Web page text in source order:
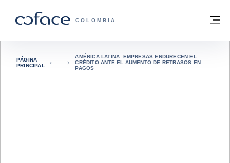
COFACE - FOR TRADE
COLOMBIA
Volver a la página principal
PÁGINA
PRINCIPAL
AMÉRICA LATINA: EMPRESAS ENDURECEN EL
CRÉDITO ANTE EL AUMENTO DE RETRASOS EN
PAGOS